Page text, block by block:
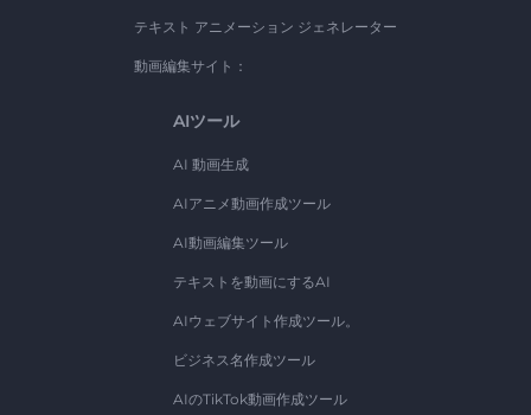
テキスト アニメーション ジェネレーター
動画編集サイト：
AIツール
AI 動画生成
AIアニメ動画作成ツール
AI動画編集ツール
テキストを動画にするAI
AIウェブサイト作成ツール。
ビジネス名作成ツール
AIのTikTok動画作成ツール